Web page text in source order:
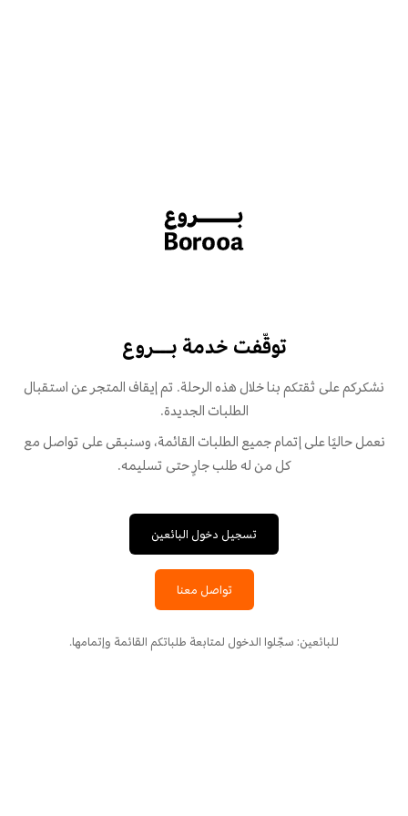
توقّفت خدمة بـــروع
نشكركم على ثقتكم بنا خلال هذه الرحلة. تم إيقاف المتجر عن استقبال
الطلبات الجديدة.
نعمل حاليًا على إتمام جميع الطلبات القائمة، وسنبقى على تواصل مع
كل من له طلب جارٍ حتى تسليمه.
تسجيل دخول البائعين
تواصل معنا
للبائعين: سجّلوا الدخول لمتابعة طلباتكم القائمة وإتمامها.